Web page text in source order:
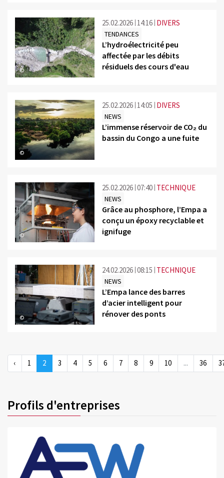
©
25.02.2026 14:16 DIVERS
TENDANCES
L’hydroélectricité peu
affectée par les débits
résiduels des cours d'eau
©
25.02.2026 14:05 DIVERS
NEWS
L’immense réservoir de CO₂ du
bassin du Congo a une fuite
©
25.02.2026 07:40 TECHNIQUE
NEWS
Grâce au phosphore, l’Empa a
conçu un époxy recyclable et
ignifuge
©
24.02.2026 08:15 TECHNIQUE
NEWS
L’Empa lance des barres
d’acier intelligent pour
rénover des ponts
‹ 1 2 3 4 5 6 7 8 9 10 ... 36
Profils d'entreprises